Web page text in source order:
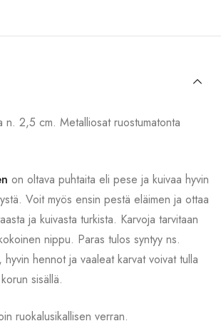
n. 2,5 cm. Metalliosat ruostumatonta
on oltava puhtaita eli pese ja kuivaa hyvin
Voit myös ensin pestä eläimen ja ottaa
ja kuivasta turkista. Karvoja tarvitaan
nippu. Paras tulos syntyy ns.
hyvin hennot ja vaaleat karvat voivat tulla
sisällä.
ruokalusikallisen verran.